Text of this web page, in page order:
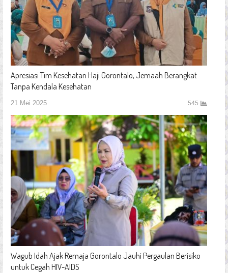
Apresiasi Tim Kesehatan Haji Gorontalo, Jemaah Berangkat
Tanpa Kendala Kesehatan
21 Mei 2025 545
Wagub Idah Ajak Remaja Gorontalo Jauhi Pergaulan Berisiko
untuk Cegah HIV-AIDS